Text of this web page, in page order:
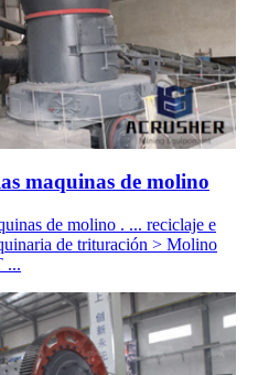
maquinas de molino
de molino . ... reciclaje e
de trituración > Molino
...